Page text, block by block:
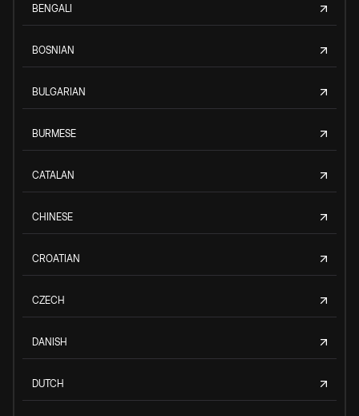
BENGALI
BOSNIAN
BULGARIAN
BURMESE
CATALAN
CHINESE
CROATIAN
CZECH
DANISH
DUTCH